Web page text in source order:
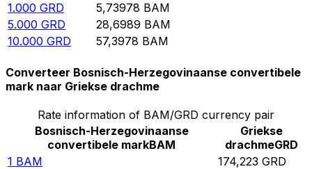
1.000 GRD 5,73978 BAM
5.000 GRD 28,6989 BAM
10.000 GRD 57,3978 BAM
Converteer Bosnisch-Herzegovinaanse convertibele
mark naar Griekse drachme
Rate information of BAM/GRD currency pair
Bosnisch-Herzegovinaanse
convertibele markBAM
Griekse
drachmeGRD
1 BAM 174,223 GRD